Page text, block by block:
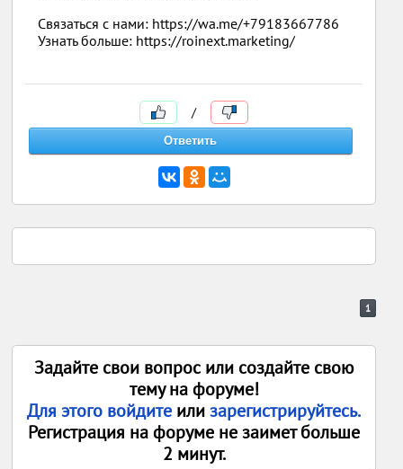
Связаться с нами: https://wa.me/+79183667786
Узнать больше: https://roinext.marketing/
/
1
Задайте свои вопрос или создайте свою
тему на форуме!
Для этого войдите илизарегистрируйтесь.
Регистрация на форуме не заимет больше
2 минут.